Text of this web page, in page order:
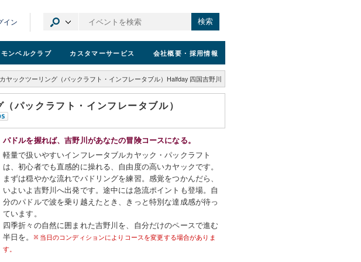
イン 検索
モンベルクラブ カスタマーサービス 会社概要 ・採用情報
ヤックツーリング（パックラフト・インフレータブル）Halfday 四国吉野川
パックラフト・インフレータブル）
パドルを握れば、吉野川があなたの冒険コースになる。
軽量で扱いやすいインフレータブルカヤック・パックラフト
は、初心者でも直感的に操れる、自由度の高いカヤックです。
まずは穏やかな流れでパドリングを練習。感覚をつかんだら、
いよいよ吉野川へ出発です。途中には急流ポイントも登場。自
分のパドルで波を乗り越えたとき、きっと特別な達成感が待っ
ています。
四季折々の自然に囲まれた吉野川を、自分だけのペースで進む
半日を。
当日のコンディションによりコースを変更する場合がありま
す。